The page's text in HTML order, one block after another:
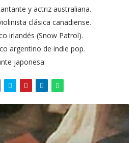
y actriz australiana.
clásica canadiense.
irlandés (Snow Patrol).
argentino de indie pop.
japonesa.